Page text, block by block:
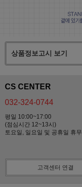
상품정보고시 보기
CS CENTER
032-324-0744
평일 10:00~17:00
(점심시간 12~13시)
토요일, 일요일 및 공휴일 휴무
고객센터 연결